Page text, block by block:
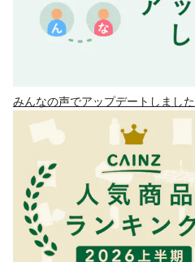
みんなの声でアップデートしました